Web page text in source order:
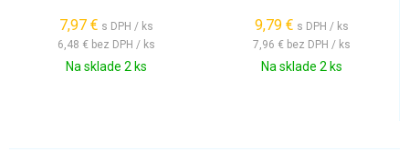
7,97 € s DPH / ks
6,48 € bez DPH / ks
Na sklade 2 ks
9,79 € s DPH / ks
7,96 € bez DPH / ks
Na sklade 2 ks